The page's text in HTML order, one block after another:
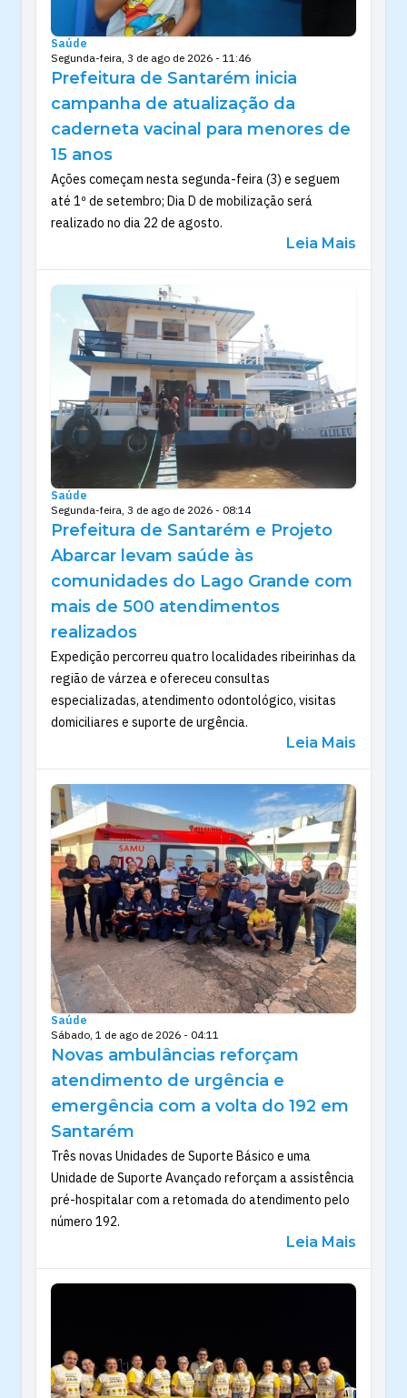
Saúde
Segunda-feira, 3 de ago de 2026 - 11:46
Prefeitura de Santarém inicia
campanha de atualização da
caderneta vacinal para menores de
15 anos
Ações começam nesta segunda-feira (3) e seguem
até 1º de setembro; Dia D de mobilização será
realizado no dia 22 de agosto.
Leia Mais
Saúde
Segunda-feira, 3 de ago de 2026 - 08:14
Prefeitura de Santarém e Projeto
Abarcar levam saúde às
comunidades do Lago Grande com
mais de 500 atendimentos
realizados
Expedição percorreu quatro localidades ribeirinhas da
região de várzea e ofereceu consultas
especializadas, atendimento odontológico, visitas
domiciliares e suporte de urgência.
Leia Mais
Saúde
Sábado, 1 de ago de 2026 - 04:11
Novas ambulâncias reforçam
atendimento de urgência e
emergência com a volta do 192 em
Santarém
Três novas Unidades de Suporte Básico e uma
Unidade de Suporte Avançado reforçam a assistência
pré-hospitalar com a retomada do atendimento pelo
número 192.
Leia Mais